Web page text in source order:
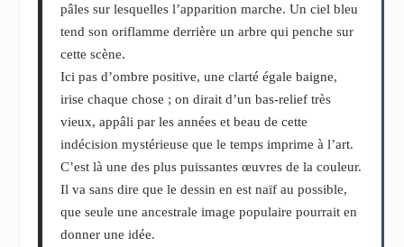
pâles sur lesquelles l’apparition marche. Un ciel bleu
tend son oriflamme derrière un arbre qui penche sur
cette scène.
Ici pas d’ombre positive, une clarté égale baigne,
irise chaque chose ; on dirait d’un bas-relief très
vieux, appâli par les années et beau de cette
indécision mystérieuse que le temps imprime à l’art.
C’est là une des plus puissantes œuvres de la couleur.
Il va sans dire que le dessin en est naïf au possible,
que seule une ancestrale image populaire pourrait en
donner une idée.